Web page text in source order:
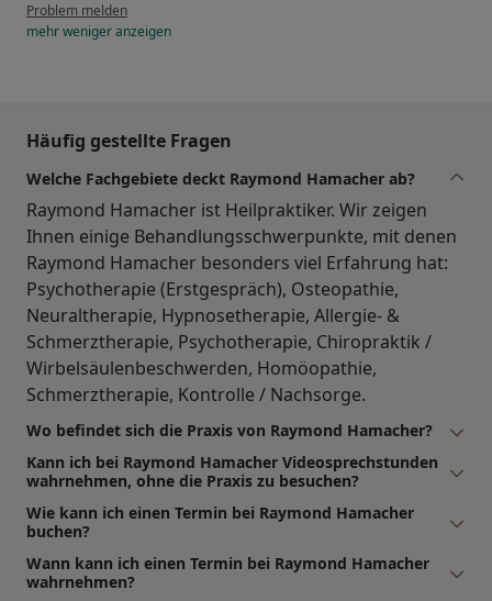
Problem melden
mehrwenigeranzeigen
Häufig gestellte Fragen
Welche Fachgebiete deckt Raymond Hamacher ab?
Raymond Hamacher ist Heilpraktiker. Wir zeigen
Ihnen einige Behandlungsschwerpunkte, mit denen
Raymond Hamacher besonders viel Erfahrung hat:
Psychotherapie (Erstgespräch), Osteopathie,
Neuraltherapie, Hypnosetherapie, Allergie- &
Schmerztherapie, Psychotherapie, Chiropraktik /
Wirbelsäulenbeschwerden, Homöopathie,
Schmerztherapie, Kontrolle / Nachsorge.
Wo befindet sich die Praxis von Raymond Hamacher?
Kann ich bei Raymond Hamacher Videosprechstunden
wahrnehmen, ohne die Praxis zu besuchen?
Wie kann ich einen Termin bei Raymond Hamacher
buchen?
Wann kann ich einen Termin bei Raymond Hamacher
wahrnehmen?